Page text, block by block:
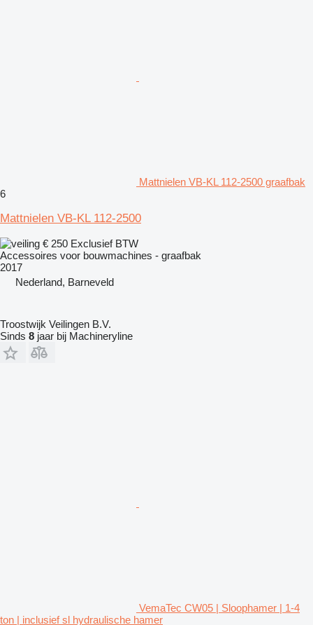
Mattnielen VB-KL 112-2500 graafbak
6
Mattnielen VB-KL 112-2500
€ 250 Exclusief BTW
Accessoires voor bouwmachines - graafbak
2017
Nederland, Barneveld
Troostwijk Veilingen B.V.
Sinds 8 jaar bij Machineryline
VemaTec CW05 | Sloophamer | 1-4
ton | inclusief sl hydraulische hamer